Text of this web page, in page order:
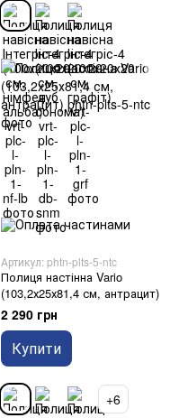
Артикул: phtn-plts-5-ntc
Полиця настінна Vario
(103,2х25х81,4 см, антрацит)
2 290 грн
Купити
+6